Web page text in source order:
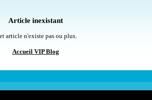
Article inexistant
article n'existe pas ou plus.
Accueil VIP Blog